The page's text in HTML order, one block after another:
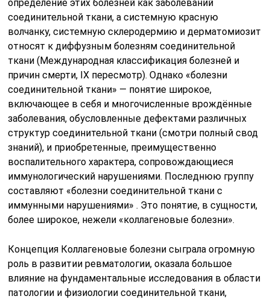
определение этих болезней как заболеваний
соединительной ткани, а системную красную
волчанку, системную склеродермию и дерматомиозит
относят к диффузным болезням соединительной
ткани (Международная классификация болезней и
причин смерти, IX пересмотр). Однако «болезни
соединительной ткани» — понятие широкое,
включающее в себя и многочисленные врождённые
заболевания, обусловленные дефектами различных
структур соединительной ткани (смотри полный свод
знаний), и приобретенные, преимущественно
воспалительного характера, сопровождающиеся
иммунологический нарушениями. Последнюю группу
составляют «болезни соединительной ткани с
иммунными нарушениями» . Это понятие, в сущности,
более широкое, нежели «коллагеновые болезни».
Концепция Коллагеновые болезни сыграла огромную
роль в развитии ревматологии, оказала большое
влияние на фундаментальные исследования в области
патологии и физиологии соединительной ткани,